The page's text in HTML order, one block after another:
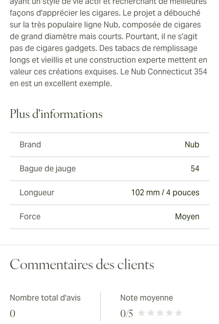
façons d'apprécier les cigares. Le projet a débouché
sur la très populaire ligne Nub, composée de cigares
de grand diamètre mais courts. Pourtant, il ne s'agit
pas de cigares gadgets. Des tabacs de remplissage
longs et vieillis et une construction experte mettent en
valeur ces créations exquises. Le Nub Connecticut 354
en est un excellent exemple.
Plus d'informations
Brand Nub
Bague de jauge 54
Longueur 102 mm / 4 pouces
Force Moyen
Commentaires des clients
Nombre total d'avis
0
Note moyenne
0/5